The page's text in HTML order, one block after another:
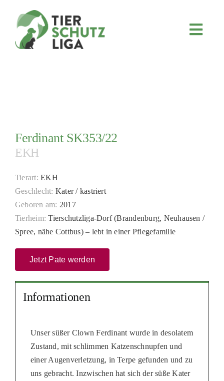
FÖRDERN & VERERBEN
KOOPERATIONEN
4KIDS
TIERHEIME
PATENSCHAFTEN
HELFER WERDEN
Ferdinant SK353/22
EKH
Tierart:EKH
Geschlecht: Kater / kastriert
Geboren am: 2017
Tierheim: Tierschutzliga-Dorf (Brandenburg, Neuhausen /
Spree, nähe Cottbus) – lebt in einer Pflegefamilie
Jetzt Pate werden
Informationen
Unser süßer Clown Ferdinant wurde in desolatem
Zustand, mit schlimmen Katzenschnupfen und
einer Augenverletzung, in Terpe gefunden und zu
uns gebracht. Inzwischen hat sich der süße Kater